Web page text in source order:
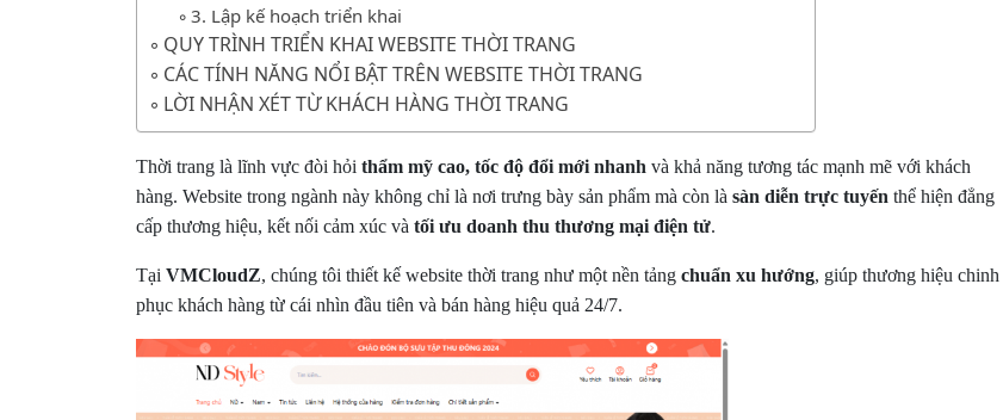
3. Lập kế hoạch triển khai
QUY TRÌNH TRIỂN KHAI WEBSITE THỜI TRANG
CÁC TÍNH NĂNG NỔI BẬT TRÊN WEBSITE THỜI TRANG
LỜI NHẬN XÉT TỪ KHÁCH HÀNG THỜI TRANG
Thời trang là lĩnh vực đòi hỏi thẩm mỹ cao, tốc độ đổi mới nhanh và khả năng tương tác mạnh mẽ với khách
hàng. Website trong ngành này không chỉ là nơi trưng bày sản phẩm mà còn là sàn diễn trực tuyến thể hiện đẳng
cấp thương hiệu, kết nối cảm xúc và tối ưu doanh thu thương mại điện tử.
Tại VMCloudZ, chúng tôi thiết kế website thời trang như một nền tảng chuẩn xu hướng, giúp thương hiệu chinh
phục khách hàng từ cái nhìn đầu tiên và bán hàng hiệu quả 24/7.